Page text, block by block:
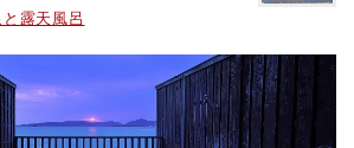
露天風呂